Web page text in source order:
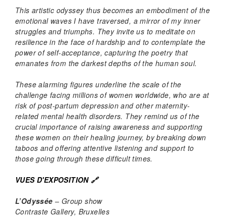
This artistic odyssey thus becomes an embodiment of the
emotional waves I have traversed, a mirror of my inner
struggles and triumphs. They invite us to meditate on
resilience in the face of hardship and to contemplate the
power of self-acceptance, capturing the poetry that
emanates from the darkest depths of the human soul.
These alarming figures underline the scale of the
challenge facing millions of women worldwide, who are at
risk of post-partum depression and other maternity-
related mental health disorders. They remind us of the
crucial importance of raising awareness and supporting
these women on their healing journey, by breaking down
taboos and offering attentive listening and support to
those going through these difficult times.
VUES D'EXPOSITION 🔗
L’Odyssée – Group show
Contraste Gallery, Bruxelles